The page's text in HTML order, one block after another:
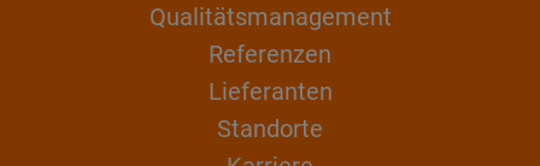
Qualitätsmanagement
Referenzen
Lieferanten
Standorte